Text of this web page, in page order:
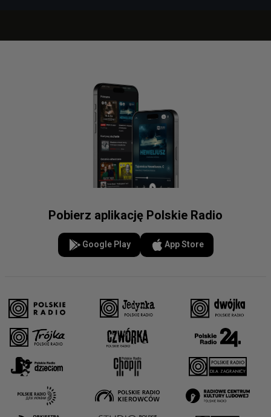
Pobierz aplikację Polskie Radio
Google Play App Store